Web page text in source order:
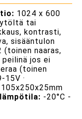
1024 x 600
tai
kontrasti,
sisääntulon
(toinen naaras,
peilinä jos ei
(toinen
15V ·
105x250x25mm
-20°C -